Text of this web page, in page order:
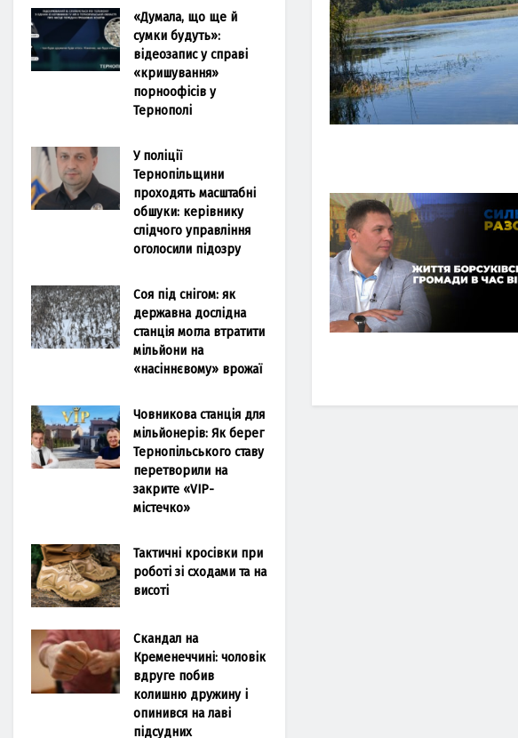
«Думала, що ще й
сумки будуть»:
відеозапис у справі
«кришування»
порноофісів у
Тернополі
У поліції
Тернопільщини
проходять масштабні
обшуки: керівнику
слідчого управління
оголосили підозру
Соя під снігом: як
державна дослідна
станція могла втратити
мільйони на
«насіннєвому» врожаї
Човникова станція для
мільйонерів: Як берег
Тернопільського ставу
перетворили на
закрите «VIP-
містечко»
Тактичні кросівки при
роботі зі сходами та на
висоті
Скандал на
Кременеччині: чоловік
вдруге побив
колишню дружину і
опинився на лаві
підсудних